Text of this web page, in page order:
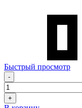
Быстрый просмотр
-
+